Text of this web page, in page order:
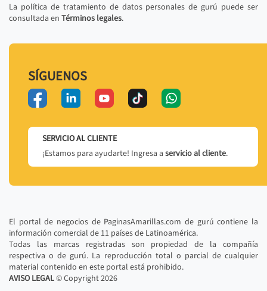
La política de tratamiento de datos personales de gurú puede ser
consultada en Términos legales.
SÍGUENOS
SERVICIO AL CLIENTE
¡Estamos para ayudarte! Ingresa a servicio al cliente.
El portal de negocios de PaginasAmarillas.com de gurú contiene la
información comercial de 11 países de Latinoamérica.
Todas las marcas registradas son propiedad de la compañía
respectiva o de gurú. La reproducción total o parcial de cualquier
material contenido en este portal está prohibido.
AVISO LEGAL© Copyright2026